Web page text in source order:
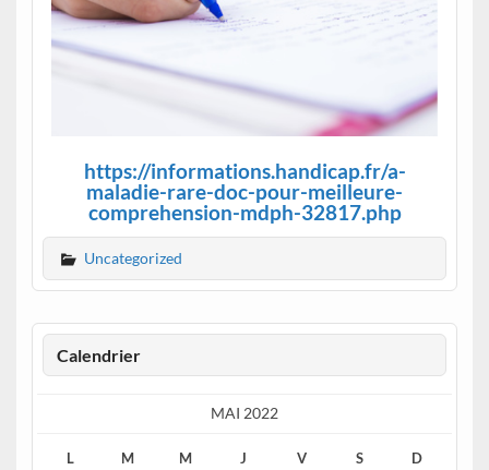
https://informations.handicap.fr/a-
maladie-rare-doc-pour-meilleure-
comprehension-mdph-32817.php
Uncategorized
Calendrier
MAI 2022
L M M J V S D